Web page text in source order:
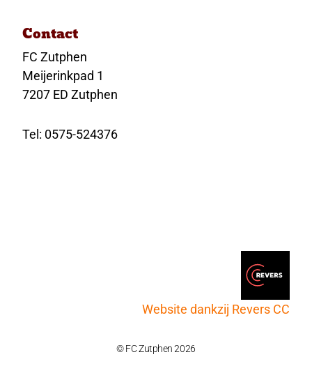
Contact
FC Zutphen
Meijerinkpad 1
7207 ED Zutphen
Tel: 0575-524376
Website dankzij Revers CC
© FC Zutphen 2026